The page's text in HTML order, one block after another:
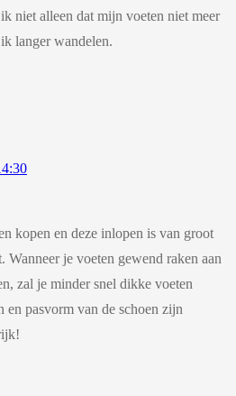
niet alleen dat mijn voeten niet meer
langer wandelen.
kopen en deze inlopen is van groot
Wanneer je voeten gewend raken aan
zal je minder snel dikke voeten
en pasvorm van de schoen zijn